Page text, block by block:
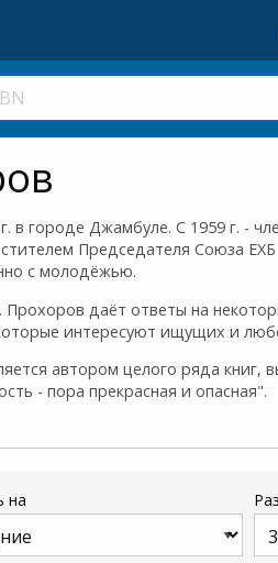
в городе Джамбуле. С 1959 г. -
Председателя Союза
с молодёжью.
Прохоров даёт ответы на
интересуют ищущих и
автором целого ряда книг,
- пора прекрасная и опасная".
на